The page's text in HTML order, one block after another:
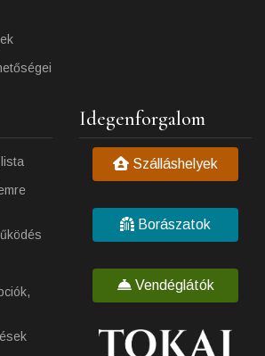
Idegenforgalom
Szálláshelyek
Borászatok
Vendéglátók